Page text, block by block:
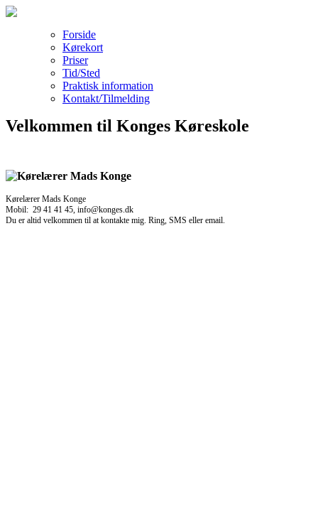
Forside
Kørekort
Priser
Tid/Sted
Praktisk information
Kontakt/Tilmelding
Velkommen til Konges Køreskole
Kørelærer Mads Konge
Mobil: 29 41 41 45, info@konges.dk
Du er altid velkommen til at kontakte mig. Ring, SMS eller email.